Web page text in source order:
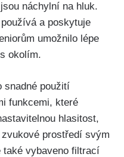
náchylní na hluk.
a poskytuje
umožnilo lépe
okolím.
snadné použití
funkcemi, které
hlasitost,
prostředí svým
také vybaveno filtrací